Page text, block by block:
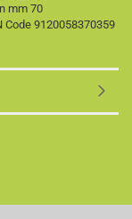
mm 70
Code 9120058370359